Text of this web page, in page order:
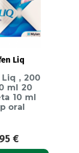
Liq
, 200
ml 20
10 ml
oral
€